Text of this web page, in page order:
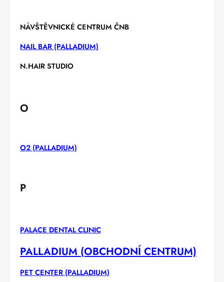
NÁVŠTĚVNICKÉ CENTRUM ČNB
NAIL BAR (PALLADIUM)
N.HAIR STUDIO
O
O2 (PALLADIUM)
P
PALACE DENTAL CLINIC
PALLADIUM (OBCHODNÍ CENTRUM)
PET CENTER (PALLADIUM)